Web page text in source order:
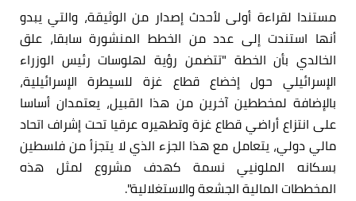
مستندا لقراءة أولى لأحدث إصدار من الوثيقة، والتي يبدو
أنها استندت إلى عدد من الخطط المنشورة سابقا، علق
الخالدي بأن الخطة "تتضمن رؤية لهلوسات رئيس الوزراء
الإسرائيلي حول إخضاع قطاع غزة للسيطرة الإسرائيلية،
بالإضافة لمخططين آخرين من هذا القبيل، يعتمدان أساسا
على انتزاع أراضي قطاع غزة وتطهيره عرقيا تحت إشراف اتحاد
مالي دولي، يتعامل مع هذا الجزء الذي لا يتجزأ من فلسطين
بسكانه الملونيي نسمة كهدف مشروع لمثل هذه
المخططات المالية الجشعة والاستغلالية".